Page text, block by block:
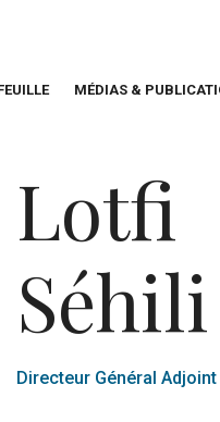
MÉDIAS &
Lotfi
Séhili
Directeur Général Adjoint